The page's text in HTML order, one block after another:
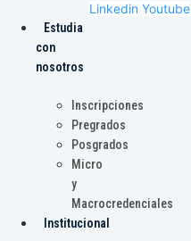
Linkedin Youtube
Estudia
con
nosotros
Inscripciones
Pregrados
Posgrados
Micro
y
Macrocredenciales
Institucional